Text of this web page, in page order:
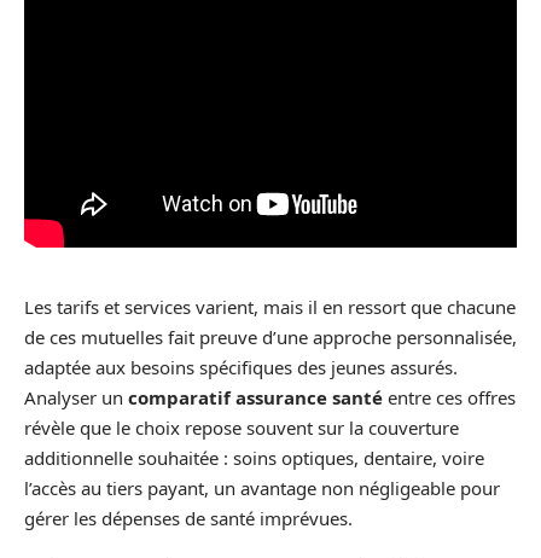
Les tarifs et services varient, mais il en ressort que chacune
de ces mutuelles fait preuve d’une approche personnalisée,
adaptée aux besoins spécifiques des jeunes assurés.
Analyser un comparatif assurance santé entre ces offres
révèle que le choix repose souvent sur la couverture
additionnelle souhaitée : soins optiques, dentaire, voire
l’accès au tiers payant, un avantage non négligeable pour
gérer les dépenses de santé imprévues.